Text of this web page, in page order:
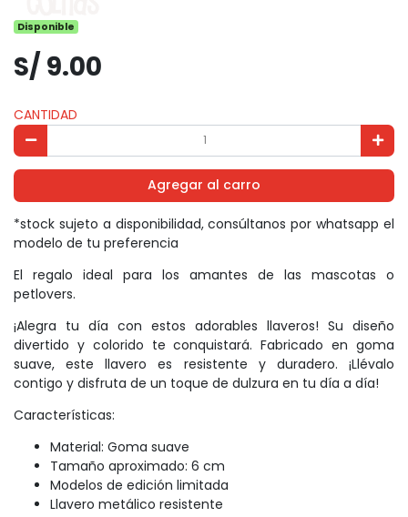
Disponible
S/ 9.00
CANTIDAD
Agregar al carro
*stock sujeto a disponibilidad, consúltanos por whatsapp el
modelo de tu preferencia
El regalo ideal para los amantes de las mascotas o
petlovers.
¡Alegra tu día con estos adorables llaveros! Su diseño
divertido y colorido te conquistará. Fabricado en goma
suave, este llavero es resistente y duradero. ¡Llévalo
contigo y disfruta de un toque de dulzura en tu día a día!
Características:
Material: Goma suave
Tamaño aproximado: 6 cm
Modelos de edición limitada
Llavero metálico resistente